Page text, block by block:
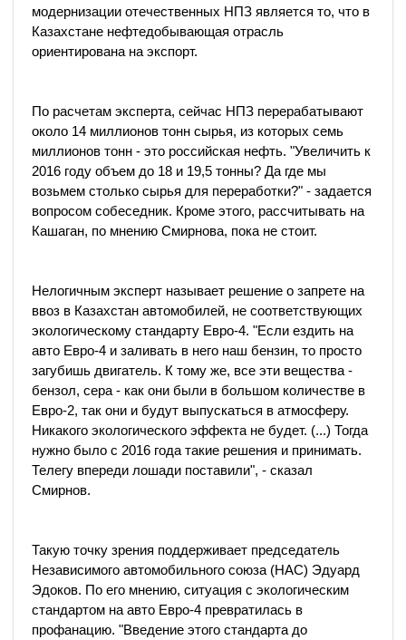
модернизации отечественных НПЗ является то, что в
Казахстане нефтедобывающая отрасль
ориентирована на экспорт.
По расчетам эксперта, сейчас НПЗ перерабатывают
около 14 миллионов тонн сырья, из которых семь
миллионов тонн - это российская нефть. "Увеличить к
2016 году объем до 18 и 19,5 тонны? Да где мы
возьмем столько сырья для переработки?" - задается
вопросом собеседник. Кроме этого, рассчитывать на
Кашаган, по мнению Смирнова, пока не стоит.
Нелогичным эксперт называет решение о запрете на
ввоз в Казахстан автомобилей, не соответствующих
экологическому стандарту Евро-4. "Если ездить на
авто Евро-4 и заливать в него наш бензин, то просто
загубишь двигатель. К тому же, все эти вещества -
бензол, сера - как они были в большом количестве в
Евро-2, так они и будут выпускаться в атмосферу.
Никакого экологического эффекта не будет. (...) Тогда
нужно было с 2016 года такие решения и принимать.
Телегу впереди лошади поставили", - сказал
Смирнов.
Такую точку зрения поддерживает председатель
Независимого автомобильного союза (НАС) Эдуард
Эдоков. По его мнению, ситуация с экологическим
стандартом на авто Евро-4 превратилась в
профанацию. "Введение этого стандарта до